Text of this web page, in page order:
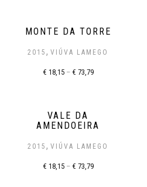
MONTE DA TORRE
2015,VIÚVA LAMEGO
€ 18,15– € 73,79
VALE DA
AMENDOEIRA
2015,VIÚVA LAMEGO
€ 18,15– € 73,79